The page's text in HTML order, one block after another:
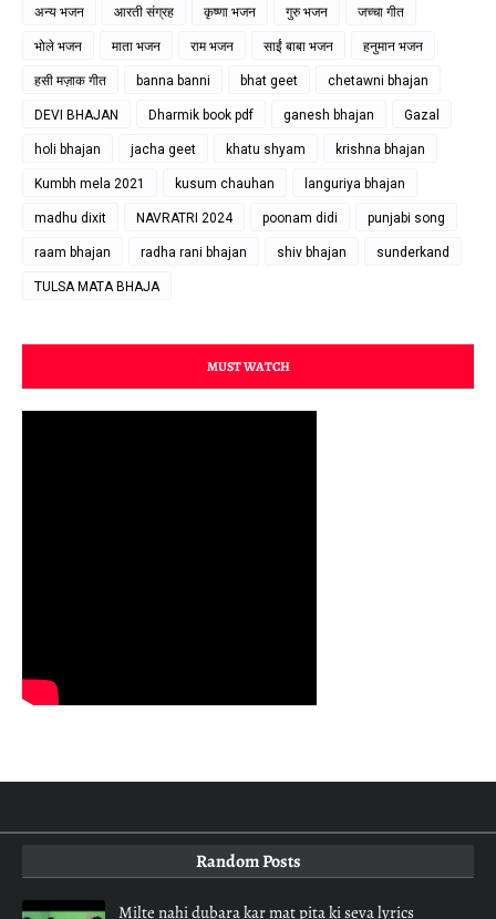
अन्य भजन आरती संग्रह कृष्णा भजन गुरु भजन जच्चा गीत
भोले भजन माता भजन राम भजन साईं बाबा भजन हनुमान भजन
हसी मज़ाक गीत banna banni bhat geet chetawni bhajan
DEVI BHAJAN Dharmik book pdf ganesh bhajan Gazal
holi bhajan jacha geet khatu shyam krishna bhajan
Kumbh mela 2021 kusum chauhan languriya bhajan
madhu dixit NAVRATRI 2024 poonam didi punjabi song
raam bhajan radha rani bhajan shiv bhajan sunderkand
TULSA MATA BHAJA
MUST WATCH
Random Posts
Milte nahi dubara kar mat pita ki seva lyrics